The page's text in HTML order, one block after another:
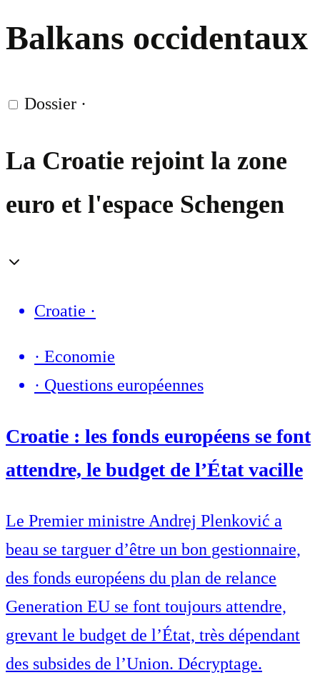
Balkans occidentaux
Dossier ·
La Croatie rejoint la zone
euro et l'espace Schengen
Croatie ·
· Economie
· Questions européennes
Croatie : les fonds européens se font
attendre, le budget de l’État vacille
Le Premier ministre Andrej Plenković a
beau se targuer d’être un bon gestionnaire,
des fonds européens du plan de relance
Generation EU se font toujours attendre,
grevant le budget de l’État, très dépendant
des subsides de l’Union. Décryptage.